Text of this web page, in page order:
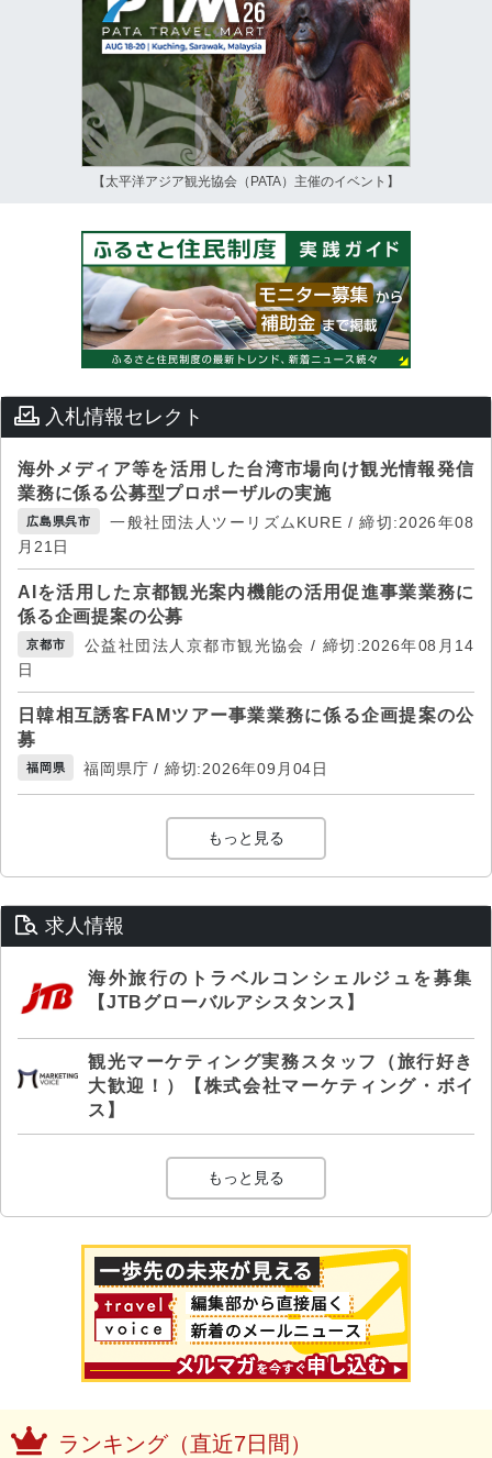
【太平洋アジア観光協会（PATA）主催のイベント】
入札情報セレクト
海外メディア等を活用した台湾市場向け観光情報発信
業務に係る公募型プロポーザルの実施
広島県呉市
一般社団法人ツーリズムKURE / 締切:2026年08
月21日
AIを活用した京都観光案内機能の活用促進事業業務に
係る企画提案の公募
京都市
公益社団法人京都市観光協会 / 締切:2026年08月14
日
日韓相互誘客FAMツアー事業業務に係る企画提案の公
募
福岡県 福岡県庁 / 締切:2026年09月04日
もっと見る
求人情報
海外旅行のトラベルコンシェルジュを募集
【JTBグローバルアシスタンス】
観光マーケティング実務スタッフ（旅行好き
大歓迎！）【株式会社マーケティング・ボイ
ス】
もっと見る
ランキング（直近7日間）